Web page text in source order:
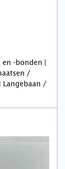
-bonden |
/
Langebaan /